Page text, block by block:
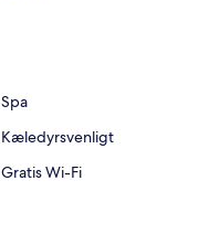
Spa
Kæledyrsvenligt
Gratis Wi-Fi